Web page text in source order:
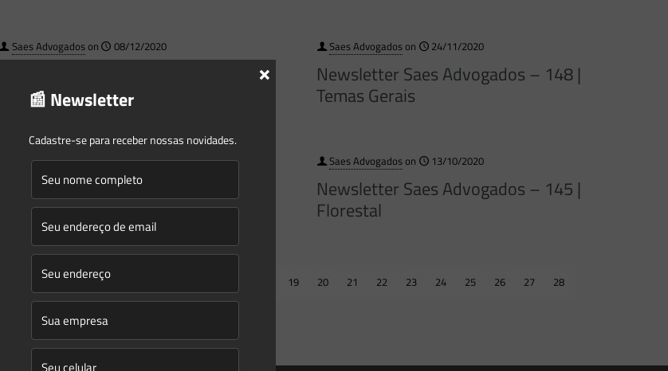
Saes Advogadoson 08/12/2020
Newsletter Saes Advogados – 149 |
Florestal
Saes Advogadoson 24/11/2020
Newsletter Saes Advogados – 148 |
Temas Gerais
Saes Advogadoson 27/10/2020
Newsletter Saes Advogados – 146 |
Temais Gerais
Saes Advogadoson 13/10/2020
Newsletter Saes Advogados – 145 |
Florestal
11 12 19 20 21 22 23 24 25 26 27 28
Next page
📰 Newsletter
Cadastre-se para receber nossas novidades.
×